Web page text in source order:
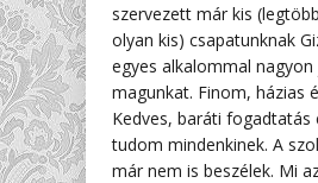
szervezett már kis
olyan kis) csapatunknak
egyes alkalommal
magunkat. Finom, házias
Kedves, baráti fogadtatás
tudom mindenkinek. A
már nem is beszélek. Mi